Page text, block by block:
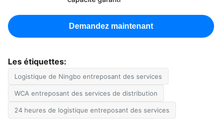
Demandez maintenant
Les étiquettes:
Logistique de Ningbo entreposant des services
WCA entreposant des services de distribution
24 heures de logistique entreposant des services